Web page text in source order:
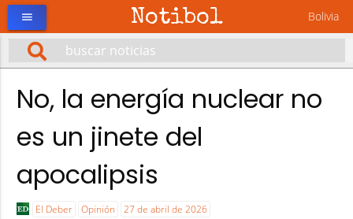
Notibol Bolivia
menu
No, la energía nuclear no
es un jinete del
apocalipsis
El Deber Opinión 27 de abril de 2026